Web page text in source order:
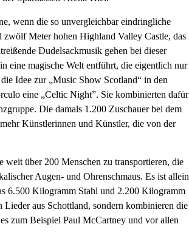
wenn die so unvergleichbar eindringliche
Meter hohen Highland Valley Castle, das
Dudelsackmusik gehen bei dieser
eine magische Welt entführt, die eigentlich nur
Idee zur „Music Show Scotland“ in den
eine „Celtic Night”. Sie kombinierten dafür
Die damals 1.200 Zuschauer bei dem
Künstlerinnen und Künstler, die von der
über 200 Menschen zu transportieren, die
Augen- und Ohrenschmaus. Es ist allein
6.500 Kilogramm Stahl und 2.200 Kilogramm
aus Schottland, sondern kombinieren die
zum Beispiel Paul McCartney und vor allen